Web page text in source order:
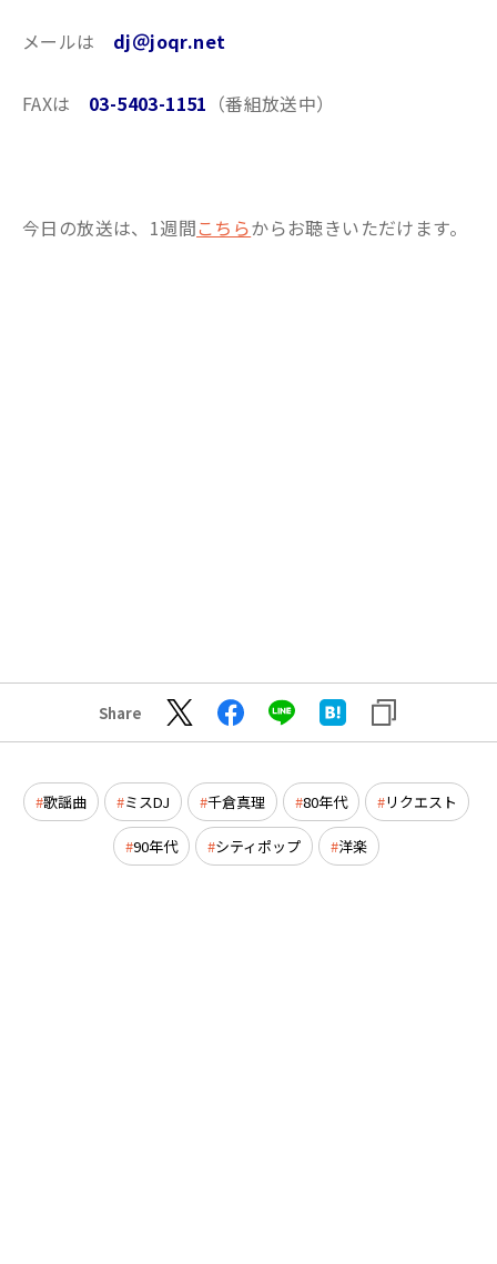
メールは dj＠joqr.net
FAXは 03-5403-1151 （番組放送中）
今日の放送は、1週間こちらからお聴きいただけます。
Share
歌謡曲 ミスDJ 千倉真理 80年代 リクエスト
90年代 シティポップ 洋楽